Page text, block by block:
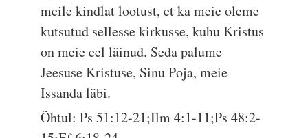
meile kindlat lootust, et ka meie oleme
kutsutud sellesse kirkusse, kuhu Kristus
on meie eel läinud. Seda palume
Jeesuse Kristuse, Sinu Poja, meie
Issanda läbi.
Õhtul: Ps 51:12-21;Ilm 4:1-11;Ps 48:2-